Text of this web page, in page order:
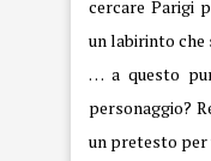
cercare Parigi
un labirinto che
… a questo
personaggio?
un pretesto per